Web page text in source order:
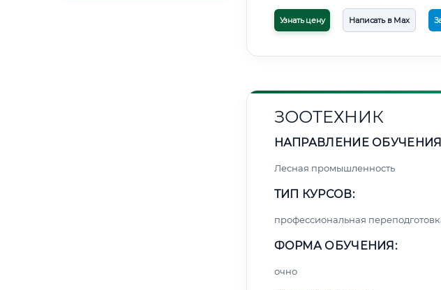
Узнать цену Написать в Max
ЗООТЕХНИК
НАПРАВЛЕНИЕ
Лесная промышленность
ТИП КУРСОВ:
профессиональная
ФОРМА ОБУЧЕНИЯ:
очно